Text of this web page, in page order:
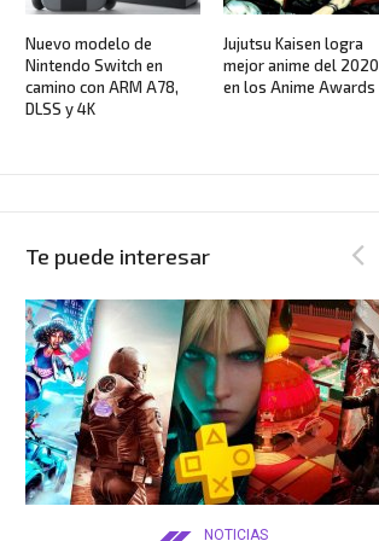
Nuevo modelo de
Nintendo Switch en
camino con ARM A78,
DLSS y 4K
Jujutsu Kaisen logra
mejor anime del 2020
en los Anime Awards
Te puede interesar
NOTICIAS